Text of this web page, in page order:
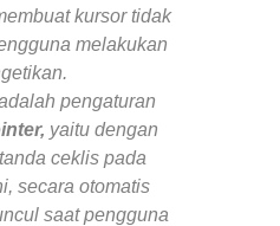
kursor tidak
melakukan
pengaturan
yaitu dengan
ceklis pada
secara otomatis
saat pengguna